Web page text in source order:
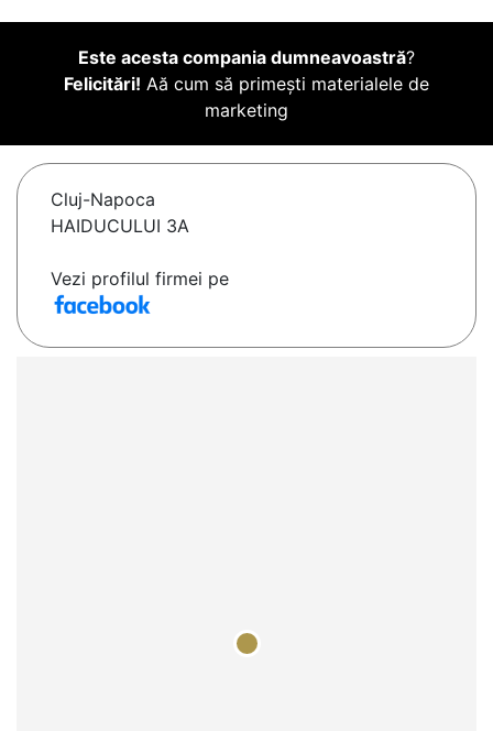
Este acesta compania dumneavoastră?
Felicitări! Aă cum să primești materialele de
marketing
Cluj-Napoca
HAIDUCULUI 3A
Vezi profilul firmei pe